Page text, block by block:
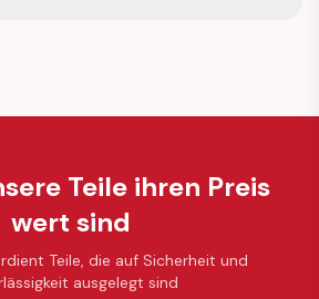
Teile ihren Preis
wert sind
Teile, die auf Sicherheit und
ausgelegt sind